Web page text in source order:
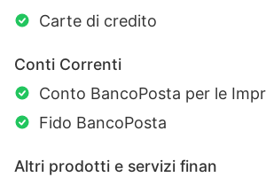
Carte di credito
Conti Correnti
Conto BancoPosta per le
Fido BancoPosta
Altri prodotti e servizi finan